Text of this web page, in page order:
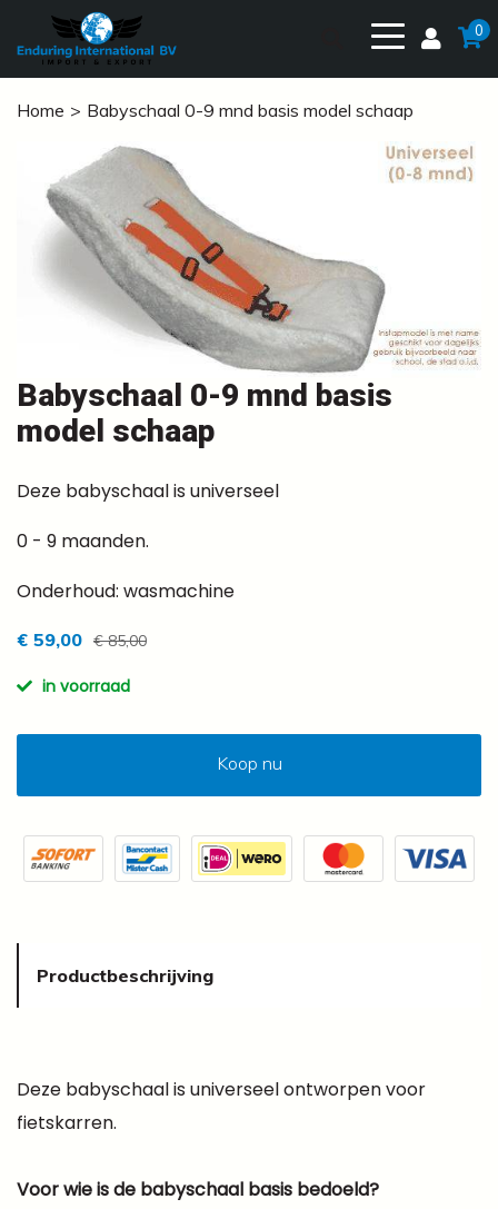
0
Home Babyschaal 0-9 mnd basis model schaap
Babyschaal 0-9 mnd basis
model schaap
Deze babyschaal is universeel
0 - 9 maanden.
Onderhoud: wasmachine
€ 59,00 € 85,00
in voorraad
Koop nu
Productbeschrijving
Deze babyschaal is universeel ontworpen voor
fietskarren.
Voor wie is de babyschaal basis bedoeld?